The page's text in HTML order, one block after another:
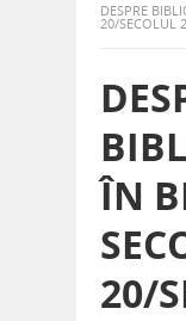
DESPRE
20/SECOLUL
ÎN
20/